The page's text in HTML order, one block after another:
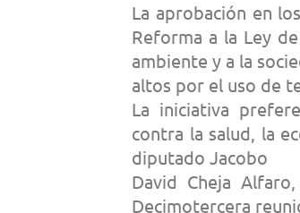
La aprobación en
Reforma a la Ley
ambiente y a la
altos por el uso de
La iniciativa
contra la salud, la
diputado Jacobo
David Cheja
Decimotercera